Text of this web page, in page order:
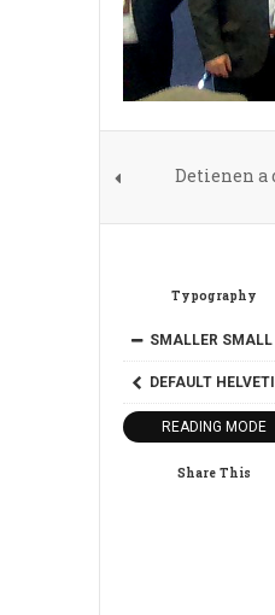
Detienen a
Typography
SMALLER SMALL
DEFAULT
READING MODE
Share This